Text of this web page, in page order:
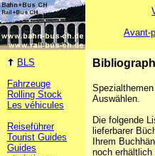
Avant-
BLS
Fahrzeuge
Rolling Stock
Les véhicules
Reiseführer
Tourist Guides
Guides
Auswählen.
Die folgende
lieferbarer
Ihrem
noch erhältlich